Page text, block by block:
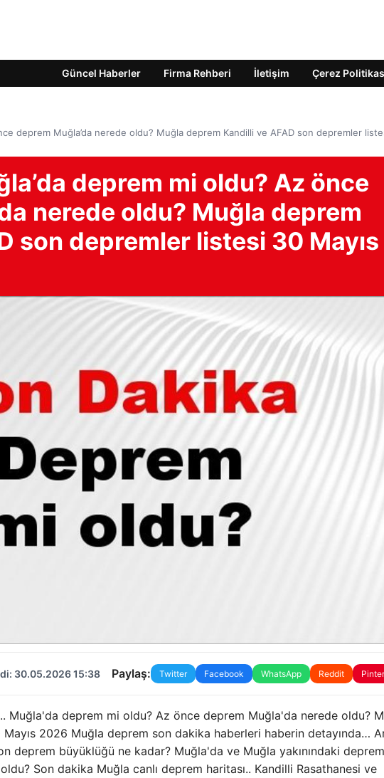
Güncel Haberler Firma Rehberi İletişim Çerez
deprem Muğla’da nerede oldu? Muğla deprem Kandilli ve AFAD son depremler
deprem mi oldu? Az önce
nerede oldu? Muğla deprem
son depremler listesi 30 Mayıs
30.05.2026 15:38 Paylaş: Twitter Facebook WhatsApp Reddit
Muğla'da deprem mi oldu? Az önce deprem Muğla'da nerede oldu?
2026 Muğla deprem son dakika haberleri haberin detayında…
deprem büyüklüğü ne kadar? Muğla'da ve Muğla yakınındaki
Son dakika Muğla canlı deprem haritası.. Kandilli Rasathanesi ve